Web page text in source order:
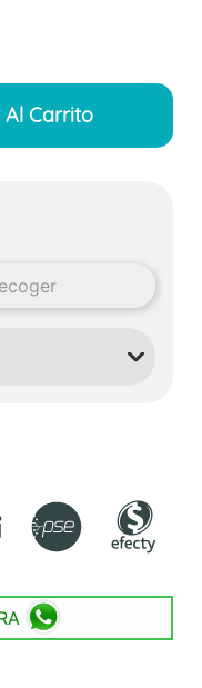
Carrito